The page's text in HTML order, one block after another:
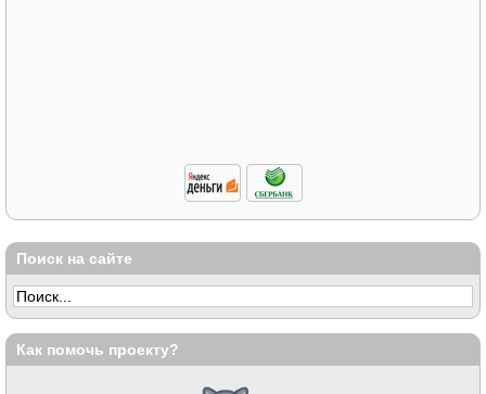
Поиск на сайте
Как помочь проекту?